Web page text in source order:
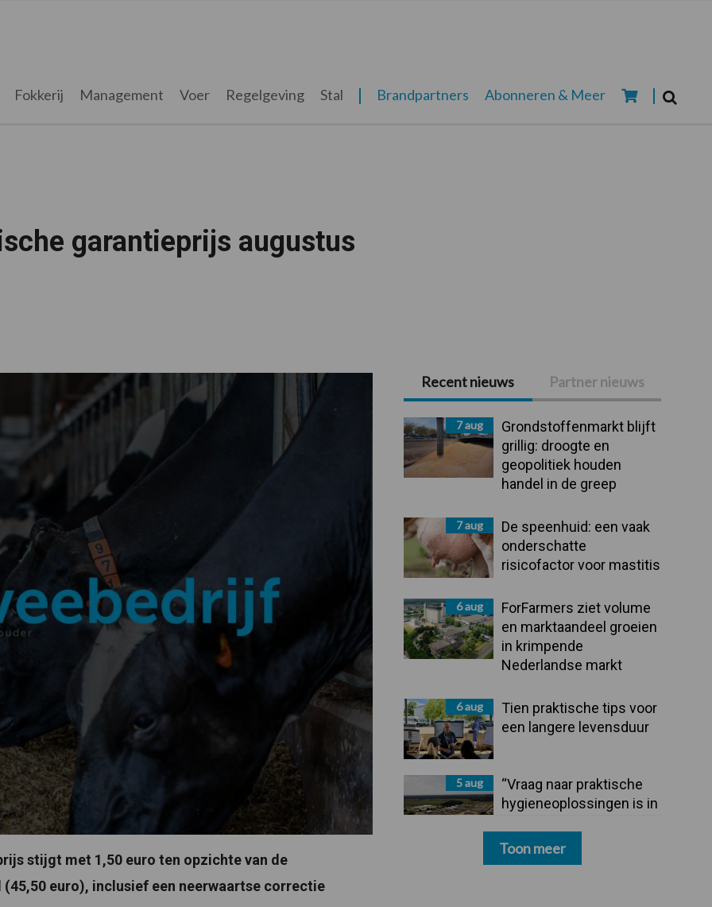
Fokkerij Management Voer Regelgeving Stal Brandpartners Abonneren & Meer
garantieprijs augustus
stijgt met 1,50 euro ten opzichte van de
euro), inclusief een neerwaartse correctie
Primaire
Sidebar
Recent nieuws Partner nieuws
7 aug
Grondstoffenmarkt blijft
grillig: droogte en
geopolitiek houden
handel in de greep
7 aug
De speenhuid: een vaak
onderschatte
risicofactor voor mastitis
6 aug
ForFarmers ziet volume
en marktaandeel groeien
in krimpende
Nederlandse markt
6 aug
Tien praktische tips voor
een langere levensduur
5 aug
“Vraag naar praktische
hygieneoplossingen is in
Toon meer